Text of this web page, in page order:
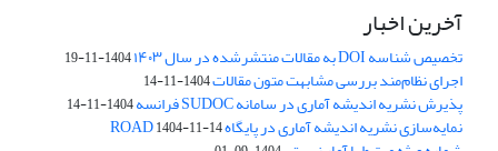
آخرین اخبار
تخصیص شناسه DOI به مقالات منتشرشده در سال ۱۴۰۳ 1404-11-19
اجرای نظام‌مند بررسی مشابهت متون مقالات1404-11-14
پذیرش نشریه اندیشه آماری در سامانه SUDOC فرانسه 1404-11-14
نمایه‌سازی نشریه اندیشه آماری در پایگاه ROAD1404-11-14